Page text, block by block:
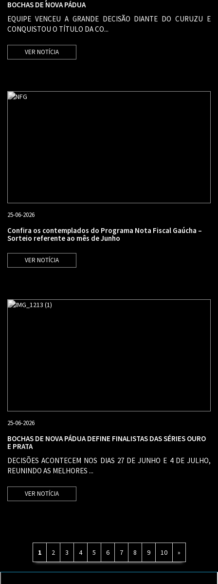
BOCHAS DE NOVA PÁDUA
EQUIPE VENCEU A GRANDE DECISÃO DIANTE DO CURUZU E
CONQUISTOU O TÍTULO DA CO...
VER NOTÍCIA
25-06-2026
Confira os contemplados do Programa Nota Fiscal Gaúcha –
Sorteio referente ao mês de Junho
VER NOTÍCIA
25-06-2026
BOCHAS DE NOVA PÁDUA DEFINE FINALISTAS DAS SÉRIES OURO
E PRATA
DECISÕES ACONTECEM NOS DIAS 27 DE JUNHO E 4 DE JULHO,
REUNINDO AS MELHORES ...
VER NOTÍCIA
1 2 3 4 5 6 7 8 9 10 »